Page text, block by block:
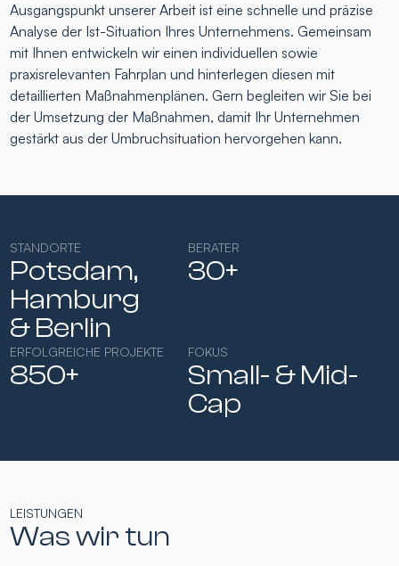
Ausgangspunkt unserer Arbeit ist eine schnelle und präzise
Analyse der Ist-Situation Ihres Unternehmens. Gemeinsam
mit Ihnen entwickeln wir einen individuellen sowie
praxisrelevanten Fahrplan und hinterlegen diesen mit
detaillierten Maßnahmenplänen. Gern begleiten wir Sie bei
der Umsetzung der Maßnahmen, damit Ihr Unternehmen
gestärkt aus der Umbruchsituation hervorgehen kann.
STANDORTE
Potsdam,
Hamburg​
& Berlin
BERATER
30+
ERFOLGREICHE PROJEKTE
850+
FOKUS
Small- & Mid-
Cap​
LEISTUNGEN
Was wir tun